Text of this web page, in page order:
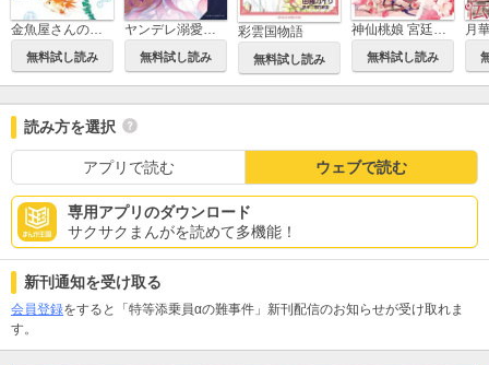
無料試し読み 無料試し読み
彩雲国物語
無料試し読み 無料試し読み
月
読み方を選択
アプリで読む ウェブで読む
専用アプリのダウンロード
サクサクまんがを読めて多機能！
新刊通知を受け取る
会員登録をすると「特等添乗員αの難事件」新刊配信のお知らせが受け取れま
す。